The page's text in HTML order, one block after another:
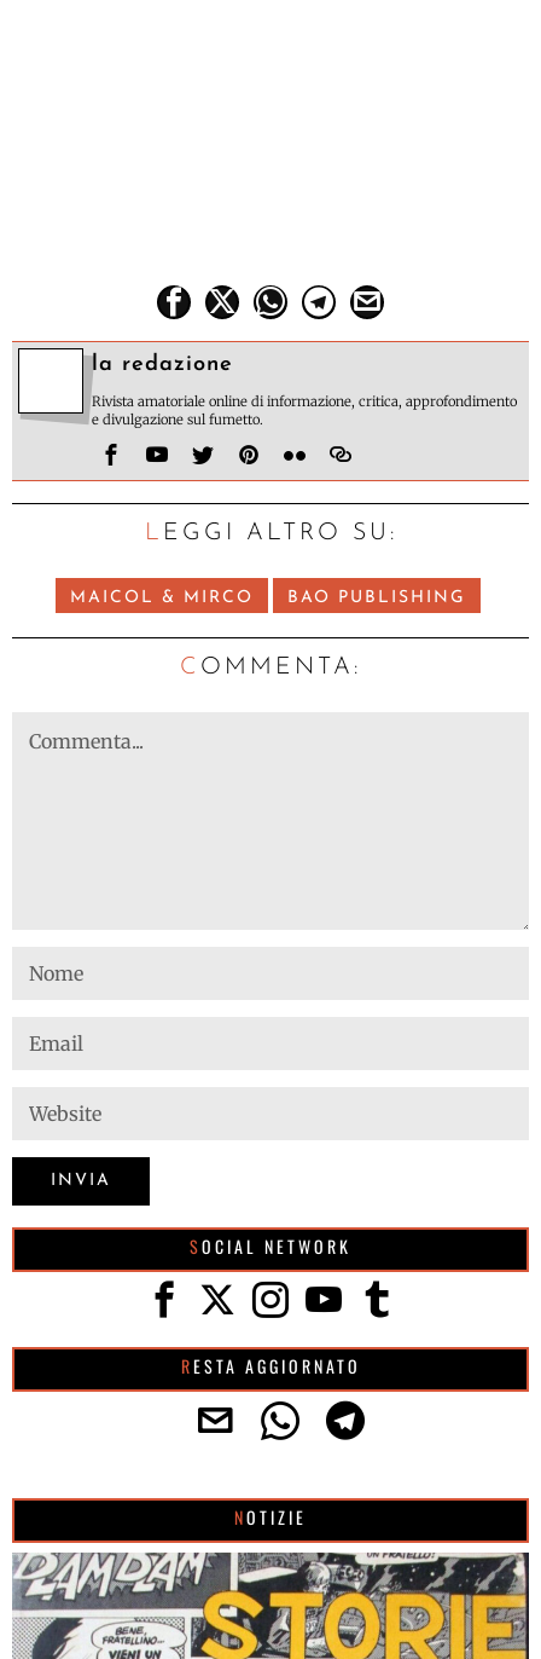
la redazione
Rivista amatoriale online di informazione, critica, approfondimento
e divulgazione sul fumetto.
LEGGI ALTRO SU:
MAICOL & MIRCO BAO PUBLISHING
C OMMENTA:
SOCIAL NETWORK
RESTA AGGIORNATO
NOTIZIE